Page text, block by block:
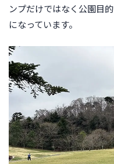
ンプだけではなく公園目
になっています。